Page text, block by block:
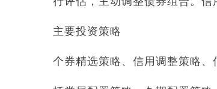
主要投资策略
个券精选策略、信用调整策略